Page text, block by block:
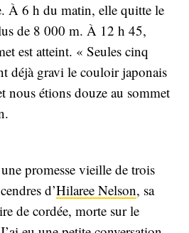
À 6 h du matin, elle quitte le
de 8 000 m. À 12 h 45,
est atteint. « Seules cinq
déjà gravi le couloir japonais
nous étions douze au sommet
promesse vieille de trois
d’Hilaree Nelson, sa
de cordée, morte sur le